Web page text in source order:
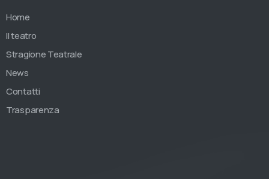
Home
Il teatro
Stragione Teatrale
News
Contatti
Trasparenza